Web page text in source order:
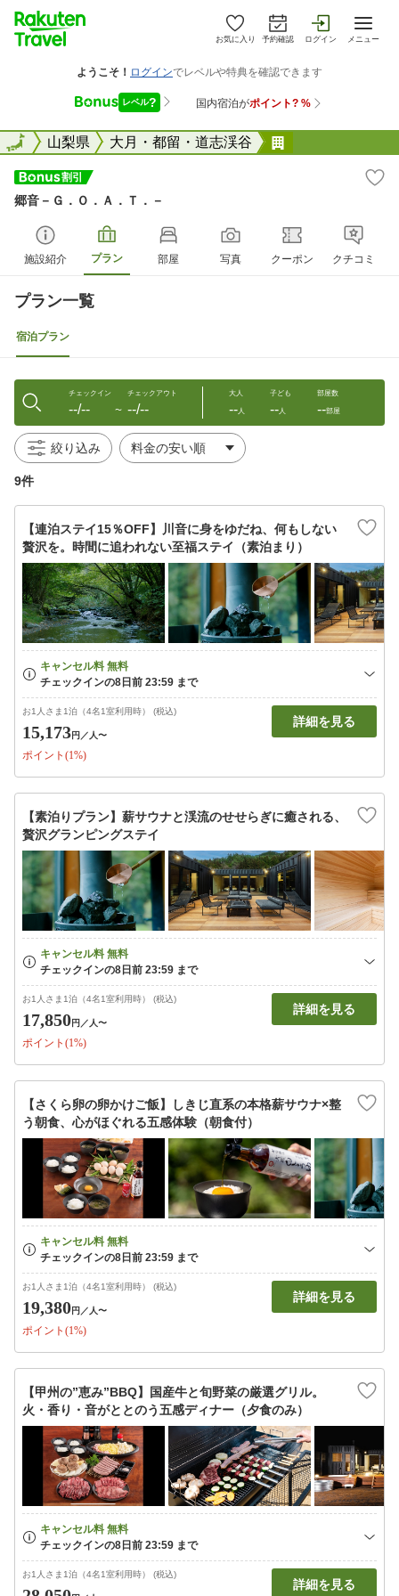
お気に入り 予約確認 ログイン メニュー
全国山梨県 大月・都留・道志渓谷
全国
郷音－Ｇ．Ｏ．Ａ．Ｔ．－
施設紹介 プラン 部屋 写真 クーポン クチコミ
プラン一覧
宿泊プラン
チェックイン
--/-- 〜
チェックアウト
--/--
大人
--人
子ども
--人
部屋数
--部屋
絞り込み
9件
【連泊ステイ15％OFF】川音に身をゆだね、何もしない
贅沢を。時間に追われない至福ステイ（素泊まり）
お1人さま1泊（4名1室利用時） (税込)
15,173円 ／人〜
ポイント(1%)
詳細を見る
【素泊りプラン】薪サウナと渓流のせせらぎに癒される、
贅沢グランピングステイ
お1人さま1泊（4名1室利用時） (税込)
17,850円 ／人〜
ポイント(1%)
詳細を見る
【さくら卵の卵かけご飯】しきじ直系の本格薪サウナ×整
う朝食、心がほぐれる五感体験（朝食付）
お1人さま1泊（4名1室利用時） (税込)
19,380円 ／人〜
ポイント(1%)
詳細を見る
【甲州の”恵み”BBQ】国産牛と旬野菜の厳選グリル。
火・香り・音がととのう五感ディナー（夕食のみ）
お1人さま1泊（4名1室利用時） (税込)
詳細を見る